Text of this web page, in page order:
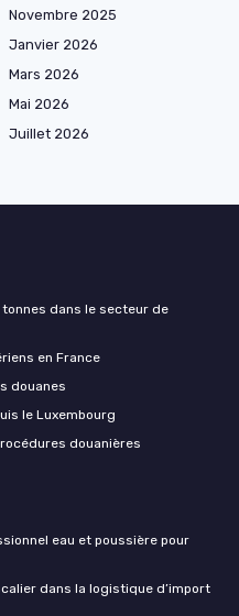
Novembre 2025
Janvier 2026
Mars 2026
Mai 2026
Juillet 2026
dans le secteur de
en France
douanes
le Luxembourg
douanières
eau et poussière pour
dans la logistique d’import